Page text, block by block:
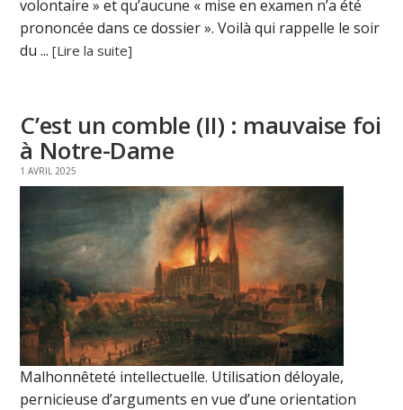
volontaire » et qu’aucune « mise en examen n’a été
prononcée dans ce dossier ». Voilà qui rappelle le soir
du ...[Lire la suite]
C’est un comble (II) : mauvaise foi
à Notre-Dame
1 AVRIL 2025
Malhonnêteté intellectuelle. Utilisation déloyale,
pernicieuse d’arguments en vue d’une orientation